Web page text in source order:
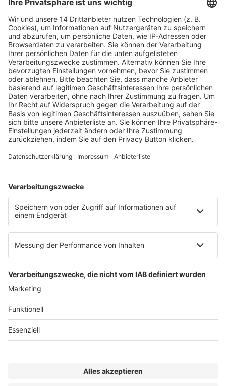
Fachmedien Recht und Wirtschaft
Ein Fachbereich der
dfv Mediengruppe
Mainzer Landstr. 251
60326 Frankfurt am Main
E-Mail:info@ruw.de
Web:https://www.ruw.de
AGB
Datenschutzerklärung
Genderhinweis
Cookie-Einstellungen